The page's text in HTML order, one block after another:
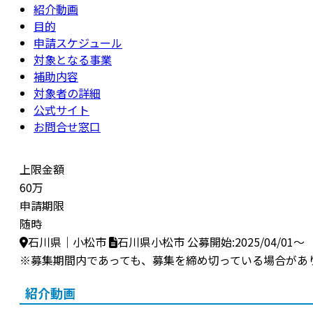
紹介動画
目的
申請スケジュール
対象となる事業
補助内容
対象者の詳細
公式サイト
お問合せ窓口
上限金額
60万
申請期限
随時
石川県｜小松市
石川県小松市 公募開始:2025/04/01～
※募集期間内であっても、募集を締め切っている場合があ
紹介動画